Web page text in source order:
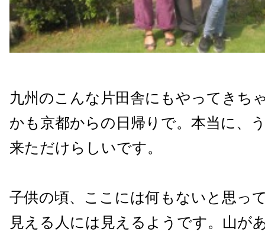
九州のこんな片田舎にもやってきち
かも京都からの日帰りで。本当に、
来ただけらしいです。
子供の頃、ここには何もないと思っ
見える人には見えるようです。山が